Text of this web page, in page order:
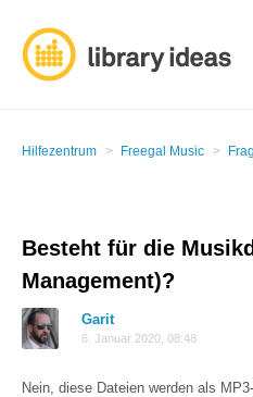
Hilfezentrum Freegal Music
Besteht für die
Management)?
Garit
6. Januar 2020, 08:48
Nein, diese Dateien werden als